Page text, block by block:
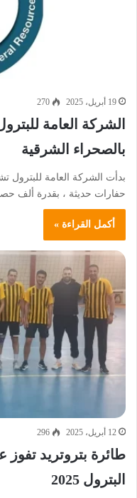
19 أبريل، 2025 270
الشركة العامة
بالصحراء الشرقية
بدأت الشركة العامة للبترول
حفارات حديثة ، بقدرة ألف
أكمل القراءة »
12 أبريل، 2025 296
طائرة بتروتريد
البترول 2025